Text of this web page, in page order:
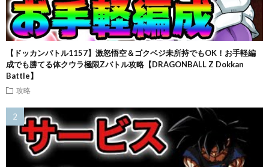
【ドッカンバトル1157】激怒悟空＆ゴクベジ未所持でもOK！お手軽編
成でも勝てる体クウラ極限Zバトル攻略【DRAGONBALL Z Dokkan
Battle】
攻略